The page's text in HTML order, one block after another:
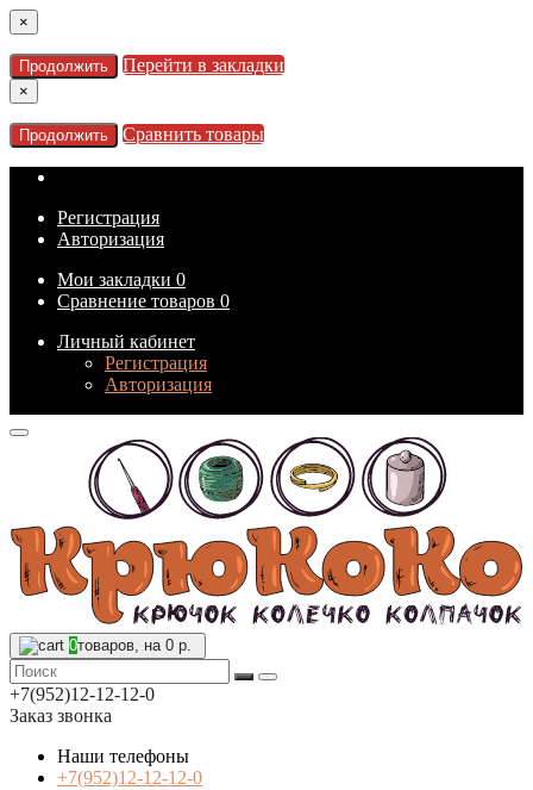
×
Продолжить Перейти в закладки
×
Продолжить Сравнить товары
Регистрация
Авторизация
Мои закладки 0
Сравнение товаров 0
Личный кабинет
Регистрация
Авторизация
0товаров, на 0 р.
+7(952)12-12-12-0
Заказ звонка
Наши телефоны
+7(952)12-12-12-0